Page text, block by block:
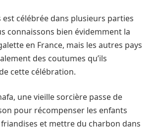
est célébrée dans plusieurs parties
connaissons bien évidemment la
en France, mais les autres pays
des coutumes qu’ils
cette célébration.
une vieille sorcière passe de
pour récompenser les enfants
friandises et mettre du charbon dans